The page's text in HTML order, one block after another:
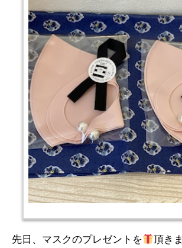
先日、マスクのプレゼントを
頂き